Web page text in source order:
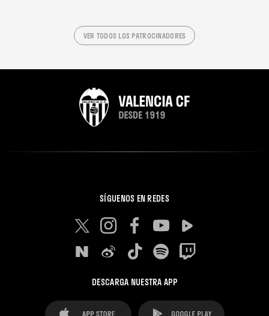
VER TODOS LOS PATROCINADORES
SÍGUENOS EN REDES
DESCARGA NUESTRA APP